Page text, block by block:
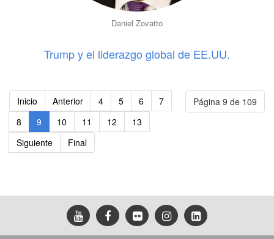
Daniel Zovatto
Trump y el liderazgo global de EE.UU.
Página 9 de 109
Inicio Anterior 4 5 6
7
8
9 10 11 12
13
Siguiente
Final